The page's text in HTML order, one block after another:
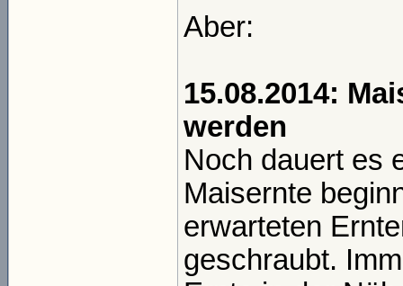
Aber:
15.08.2014:
werden
Noch dauert es
Maisernte
erwarteten
geschraubt.